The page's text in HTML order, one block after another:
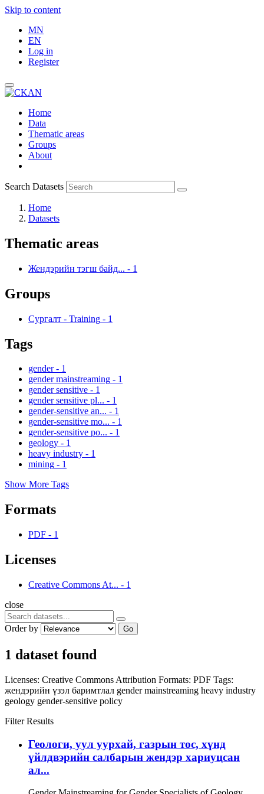
Skip to content
MN
EN
Log in
Register
Home
Data
Thematic areas
Groups
About
Search Datasets
Home
Datasets
Thematic areas
Жендэрийн тэгш байд... - 1
Groups
Сургалт - Training - 1
Tags
gender - 1
gender mainstreaming - 1
gender sensitive - 1
gender sensitive pl... - 1
gender-sensitive an... - 1
gender-sensitive mo... - 1
gender-sensitive po... - 1
geology - 1
heavy industry - 1
mining - 1
Show More Tags
Formats
PDF - 1
Licenses
Creative Commons At... - 1
close
Order by Go
1 dataset found
Licenses: Creative Commons Attribution Formats: PDF Tags:
жендэрийн үзэл баримтлал gender mainstreaming heavy industry
geology gender-sensitive policy
Filter Results
Геологи, уул уурхай, газрын тос, хүнд
үйлдвэрийн салбарын жендэр хариуцсан
ал...